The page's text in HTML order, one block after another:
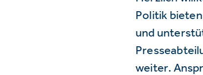
Politik
und
weiter.